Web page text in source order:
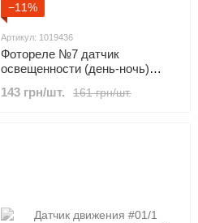
−11%
Артикул: 1019436
Фотореле №7 датчик
освещенности (день-ночь)
161 грн/шт.
143 грн/шт.